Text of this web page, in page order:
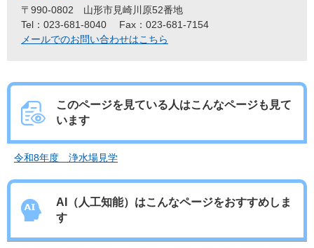
〒990-0802
山形市見崎川原52番地
Tel：023-681-8040
Fax：023-681-7154
メールでのお問い合わせはこちら
このページを見ている人はこんなページも見て
います
令和8年度 浄水場見学
AI（人工知能）はこんなページをおすすめしま
す